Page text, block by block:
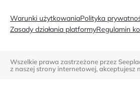
Warunki użytkowaniaPolityka
Zasady działania platformyRegulamin
Wszelkie prawa zastrzeżone przez
z naszej strony internetowej, akceptujesz